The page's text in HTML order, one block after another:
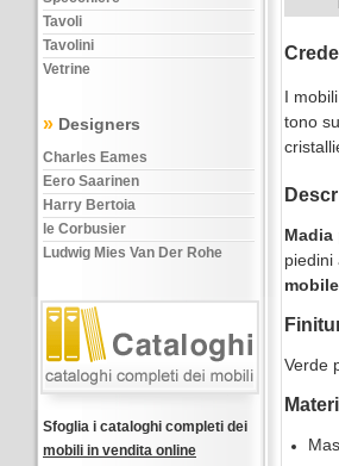
Tavoli
Tavolini
Vetrine
» Designers
Charles Eames
Eero Saarinen
Harry Bertoia
le Corbusier
Ludwig Mies Van Der Rohe
Sfoglia i cataloghi completi dei
mobili in vendita online
I
tono
piedini
Verde